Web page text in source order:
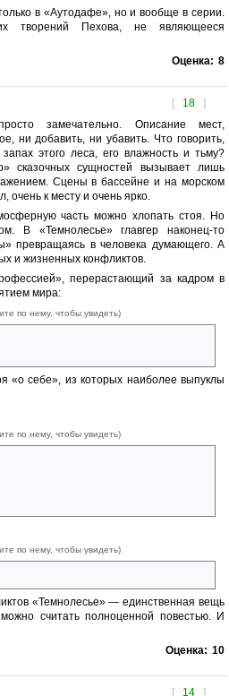
в «Аутодафе», но и вообще в серии.
творений Пехова, не являющееся
Оценка: 8
[ 18 ]
замечательно. Описание мест,
ни добавить, ни убавить. Что говорить,
этого леса, его влажность и тьму?
сказочных сущностей вызывает лишь
Сцены в бассейне и на морском
очень к месту и очень ярко.
часть можно хлопать стоя. Но
В «Темнолесье» главгер наконец-то
превращаясь в человека думающего. А
и жизненных конфликтов.
перерастающий за кадром в
мира:
по нему, чтобы увидеть)
«о себе», из которых наиболее выпуклы
по нему, чтобы увидеть)
по нему, чтобы увидеть)
«Темнолесье» — единственная вещь
считать полноценной повестью. И
Оценка: 10
[ 14 ]